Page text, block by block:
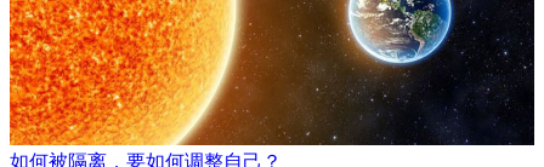
如何被隔离，要如何调整自己？